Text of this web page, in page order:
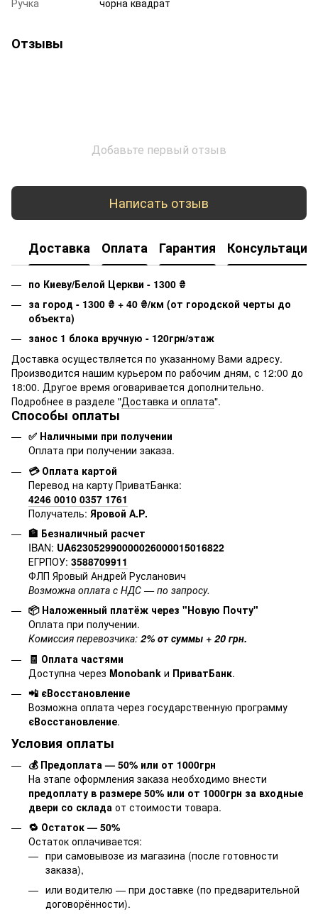
Отзывы
Добавьте первый отзыв
Написать отзыв
Доставка Оплата Гарантия Консультация
по Киеву/Белой Церкви - 1300 ₴
за город - 1300 ₴ + 40 ₴/км (от городской черты до
объекта)
занос 1 блока вручную - 120грн/этаж
Доставка осуществляется по указанному Вами адресу.
Производится нашим курьером по рабочим дням, с 12:00 до
18:00. Другое время оговаривается дополнительно.
Подробнее в разделе "Доставка и оплата".
Способы оплаты
✅ Наличными при получении
Оплата при получении заказа.
💳 Оплата картой
Перевод на карту ПриватБанка:
4246 0010 0357 1761
Получатель: Яровой А.Р.
🏦 Безналичный расчет
IBAN: UA623052990000026000015016822
ЕГРПОУ: 3588709911
ФЛП Яровый Андрей Русланович
Возможна оплата с НДС — по запросу.
📦 Наложенный платёж через "Новую Почту"
Оплата при получении.
Комиссия перевозчика: 2% от суммы + 20 грн.
🧾 Оплата частями
Доступна через Monobank и ПриватБанк.
📲 єВосстановление
Возможна оплата через государственную программу
єВосстановление.
Условия оплаты
💰 Предоплата — 50% или от 1000грн
На этапе оформления заказа необходимо внести
предоплату в размере 50% или от 1000грн за входные
двери со склада от стоимости товара.
🔁 Остаток — 50%
Остаток оплачивается:
при самовывозе из магазина (после готовности
заказа),
или водителю — при доставке (по предварительной
договорённости).